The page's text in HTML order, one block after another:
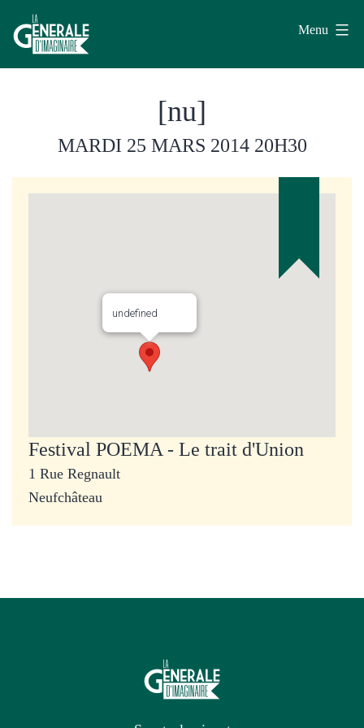
au
contenu
Menu
[nu]
MARDI 25 MARS 2014 20H30
undefined
Festival POEMA - Le trait d'Union
1 Rue Regnault
Neufchâteau